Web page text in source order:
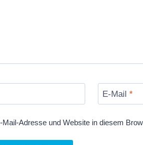
E-Mail *
Mail-Adresse und Website in diesem